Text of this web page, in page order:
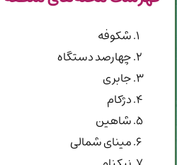
شکوفه
چهارصد دستگاه
جابری
دژکام
شاهین
مینای شمالی